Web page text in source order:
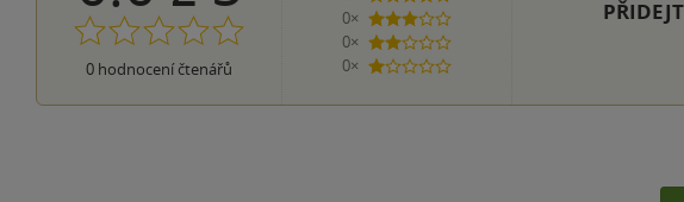
0 hodnocení čtenářů
0×
3 hvězdičky
0×
2 hvězdičky
0×
1 hvezdička